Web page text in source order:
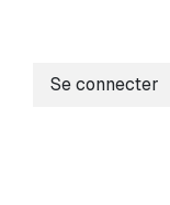
Se connecter